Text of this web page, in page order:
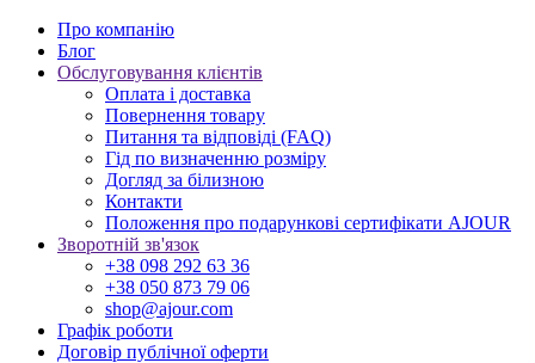
Про компанію
Блог
Обслуговування клієнтів
Оплата і доставка
Повернення товару
Питання та відповіді (FAQ)
Гід по визначенню розміру
Догляд за білизною
Контакти
Положення про подарункові сертифікати AJOUR
Зворотній зв'язок
+38 098 292 63 36
+38 050 873 79 06
shop@ajour.com
Графік роботи
Договір публічної оферти